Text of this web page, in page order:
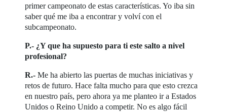
primer campeonato de estas características. Yo iba sin
saber qué me iba a encontrar y volví con el
subcampeonato.
P.- ¿Y que ha supuesto para ti este salto a nivel
profesional?
R.- Me ha abierto las puertas de muchas iniciativas y
retos de futuro. Hace falta mucho para que esto crezca
en nuestro país, pero ahora ya me planteo ir a Estados
Unidos o Reino Unido a competir. No es algo fácil